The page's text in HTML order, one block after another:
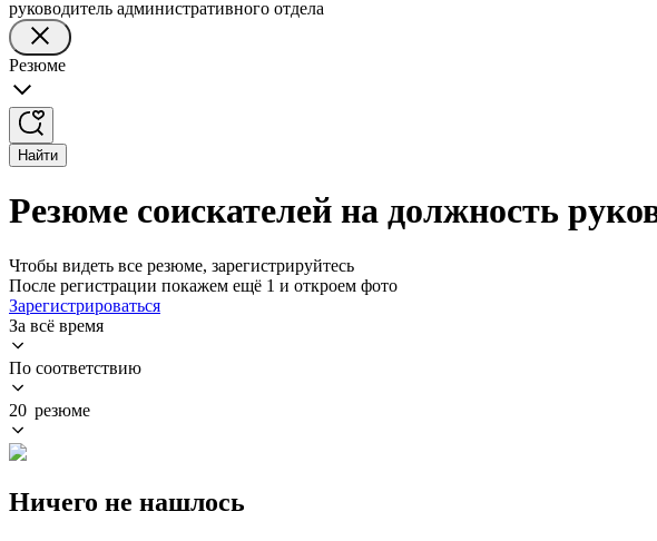
руководитель административного отдела
Резюме
Найти
Резюме соискателей на должность
Чтобы видеть все резюме, зарегистрируйтесь
После регистрации покажем ещё 1 и откроем фото
Зарегистрироваться
За всё время
По соответствию
20 резюме
Ничего не нашлось